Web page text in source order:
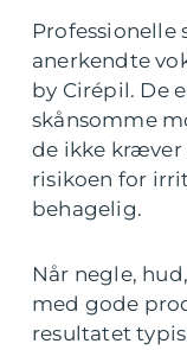
Professionelle
anerkendte
by Cirépil. De
skånsomme
de ikke kræver
risikoen for
behagelig.
Når negle,
med gode
resultatet